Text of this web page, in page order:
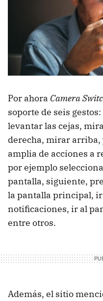
Por ahora Camera
soporte de seis
levantar las cejas,
derecha, mirar arriba,
amplia de acciones a
por ejemplo
pantalla, siguiente,
la pantalla principal,
notificaciones, ir al
entre otros.
Además, el sitio